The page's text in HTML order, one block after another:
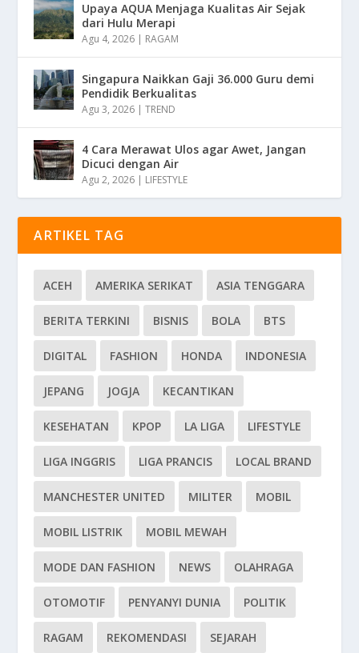
Upaya AQUA Menjaga Kualitas Air Sejak
dari Hulu Merapi
Agu 4, 2026 | RAGAM
Singapura Naikkan Gaji 36.000 Guru demi
Pendidik Berkualitas
Agu 3, 2026 |TREND
4 Cara Merawat Ulos agar Awet, Jangan
Dicuci dengan Air
Agu 2, 2026 | LIFESTYLE
ARTIKEL TAG
ACEH AMERIKA SERIKAT ASIA TENGGARA
BERITA TERKINI BISNIS BOLA BTS
DIGITAL FASHION HONDA INDONESIA
JEPANG JOGJA KECANTIKAN
KESEHATAN KPOP LA LIGA LIFESTYLE
LIGA INGGRIS LIGA PRANCIS LOCAL BRAND
MANCHESTER UNITED MILITER MOBIL
MOBIL LISTRIK MOBIL MEWAH
MODE DAN FASHION NEWS OLAHRAGA
OTOMOTIF PENYANYI DUNIA POLITIK
RAGAM REKOMENDASI SEJARAH